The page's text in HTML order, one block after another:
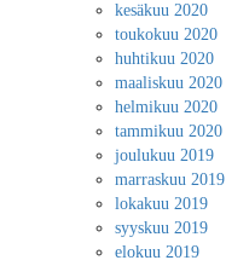
kesäkuu 2020
toukokuu 2020
huhtikuu 2020
maaliskuu 2020
helmikuu 2020
tammikuu 2020
joulukuu 2019
marraskuu 2019
lokakuu 2019
syyskuu 2019
elokuu 2019